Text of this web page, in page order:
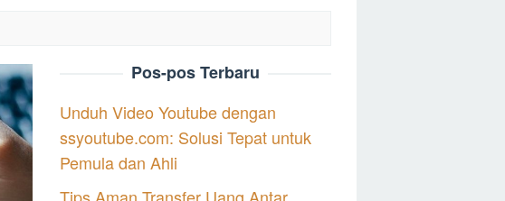
Pos-pos Terbaru
Unduh Video Youtube dengan
ssyoutube.com: Solusi Tepat untuk
Pemula dan Ahli